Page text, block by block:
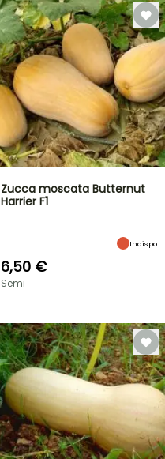
Zucca moscata Butternut
Harrier F1
Indispo.
6,50 €
Semi